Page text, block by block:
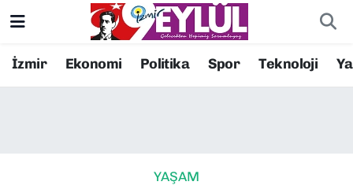
İzmir Ekonomi Politika Spor Teknoloji
YAŞAM
Resmi İlanlar
Konak Nöbetçi Eczaneler
Süper Lig Puan Durumu ve Fikstür